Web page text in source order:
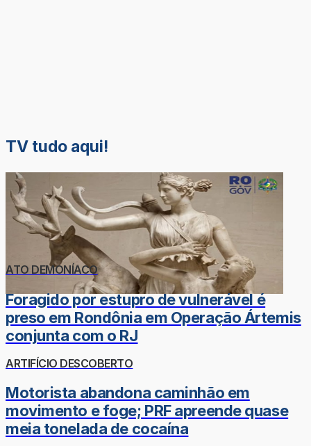
TV tudo aqui!
ATO DEMONÍACO
Foragido por estupro de vulnerável é
preso em Rondônia em Operação Ártemis
conjunta com o RJ
ARTIFÍCIO DESCOBERTO
Motorista abandona caminhão em
movimento e foge; PRF apreende quase
meia tonelada de cocaína